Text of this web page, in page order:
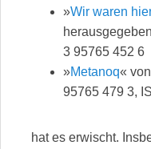
»Wir waren
3 95765 452 6
»Metanoq«
95765 479 3,
hat es erwischt.